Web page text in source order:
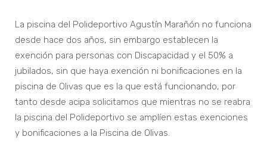
La piscina del Polideportivo Agustín Marañón no funciona
desde hace dos años, sin embargo establecen la
exención para personas con Discapacidad y el 50% a
jubilados, sin que haya exención ni bonificaciones en la
piscina de Olivas que es la que está funcionando, por
tanto desde acipa solicitamos que mientras no se reabra
la piscina del Polideportivo se amplíen estas exenciones
y bonificaciones a la Piscina de Olivas.